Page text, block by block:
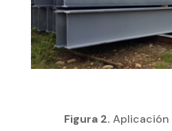
Figura 2. Aplicación